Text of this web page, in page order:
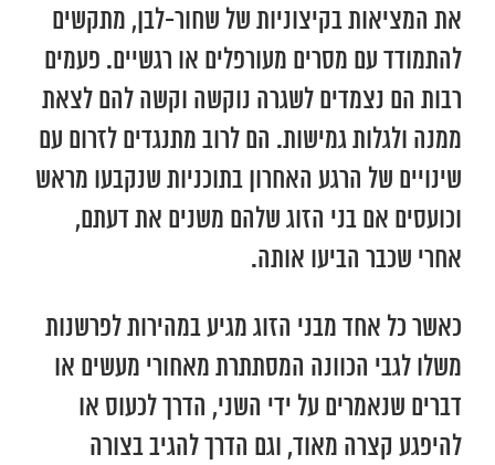
את המציאות בקיצוניות של שחור-לבן, מתקשים
להתמודד עם מסרים מעורפלים או רגשיים. פעמים
רבות הם נצמדים לשגרה נוקשה וקשה להם לצאת
ממנה ולגלות גמישות. הם לרוב מתנגדים לזרום עם
שינויים של הרגע האחרון בתוכניות שנקבעו מראש
וכועסים אם בני הזוג שלהם משנים את דעתם,
אחרי שכבר הביעו אותה.
כאשר כל אחד מבני הזוג מגיע במהירות לפרשנות
משלו לגבי הכוונה המסתתרת מאחורי מעשים או
דברים שנאמרים על ידי השני, הדרך לכעוס או
להיפגע קצרה מאוד, וגם הדרך להגיב בצורה